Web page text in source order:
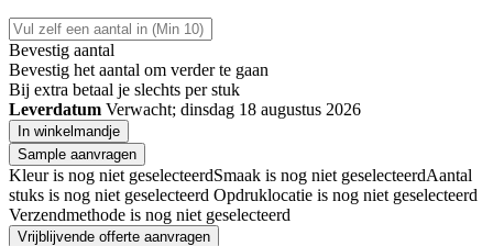
Bevestig aantal
Bevestig het aantal om verder te gaan
Bij extra betaal je slechts per stuk
Leverdatum Verwacht; dinsdag 18 augustus 2026
In winkelmandje
Sample aanvragen
Kleur is nog niet geselecteerdSmaak is nog niet geselecteerdAantal
stuks is nog niet geselecteerd Opdruklocatie is nog niet geselecteerd
Verzendmethode is nog niet geselecteerd
Vrijblijvende offerte aanvragen